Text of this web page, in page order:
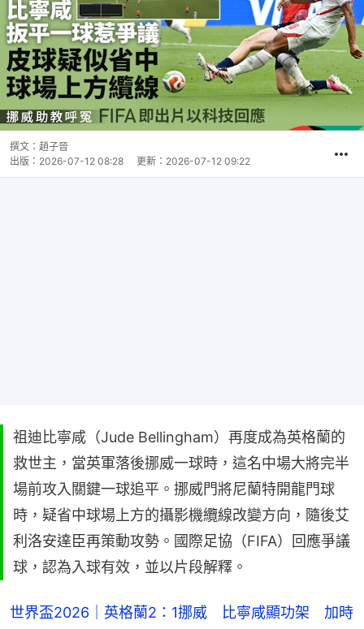
撰文： 趙子晉
出版： 2026-07-12 08:28 更新： 2026-07-12 09:22
祖迪比寧咸（Jude Bellingham）再度成為英格蘭的
救世主，當英軍落後挪威一球時，這名中場大將完半
場前攻入關鍵一球追平。挪威門將尼蘭特開龍門球
時，疑省中球場上方的攝影機纜線改變方向，隨後艾
利洛安達臣再策動攻勢。國際足協（FIFA）回應爭議
球，認為入球有效，並以片段解釋。
世界盃2026｜英格蘭2：1挪威 比寧咸顯功架 加時